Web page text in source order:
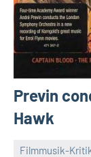
Previn
Hawk
Filmmusik-